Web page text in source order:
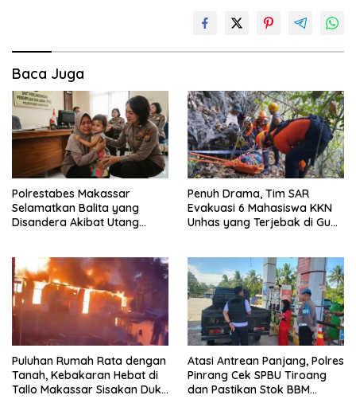
Baca Juga
Polrestabes Makassar
Selamatkan Balita yang
Disandera Akibat Utang
Penuh Drama, Tim SAR
Evakuasi 6 Mahasiswa KKN
Unhas yang Terjebak di Gua
Puluhan Rumah Rata dengan
Tanah, Kebakaran Hebat di
Tallo Makassar Sisakan Duka
Atasi Antrean Panjang, Polres
Pinrang Cek SPBU Tiroang
dan Pastikan Stok BBM